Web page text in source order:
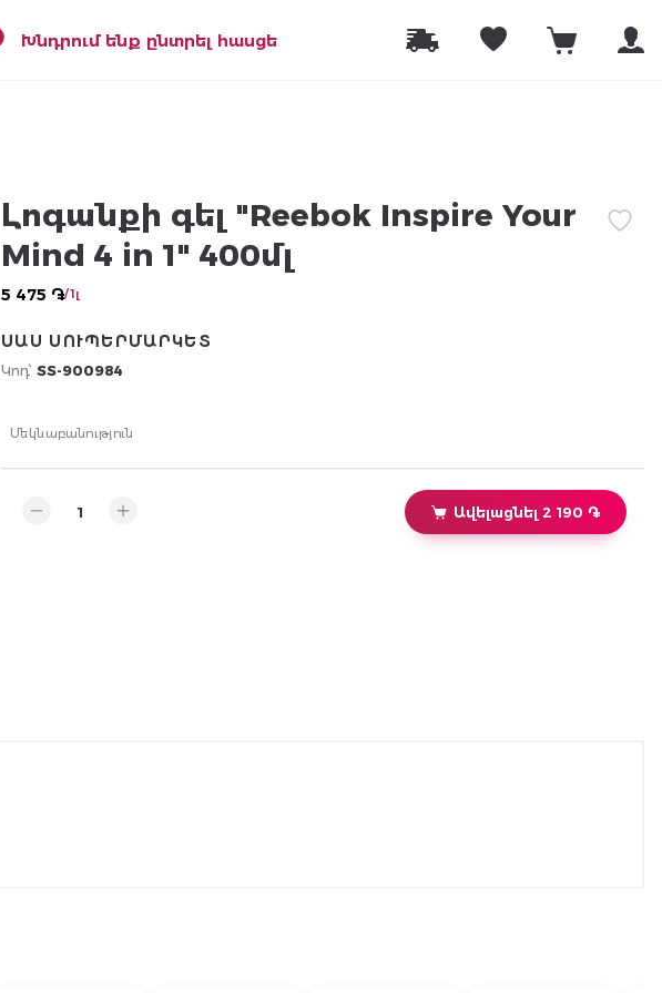
Խնդրում ենք ընտրել հասցե
Լոգանքի գել "Reebok Inspire Your
Mind 4 in 1" 400մլ
5 475 ֏/ 1լ
ՍԱՍ ՍՈՒՊԵՐՄԱՐԿԵՏ
Կոդ՝ SS-900984
Մեկնաբանություն
Ավելացնել 2 190 ֏